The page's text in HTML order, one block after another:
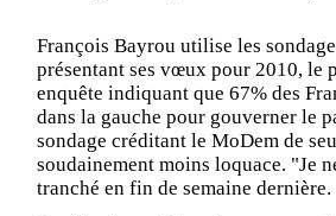
François Bayrou utilise les
présentant ses vœux pour 2010, le
enquête indiquant que 67% des
dans la gauche pour gouverner le
sondage créditant le MoDem de
soudainement moins loquace. "Je
tranché en fin de semaine dernière.